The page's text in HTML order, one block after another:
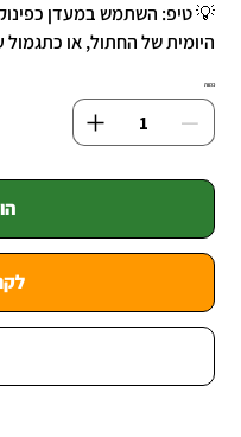
💡 טיפ: השתמש במעדן
היומית של החתול, או כתגמול
כמות